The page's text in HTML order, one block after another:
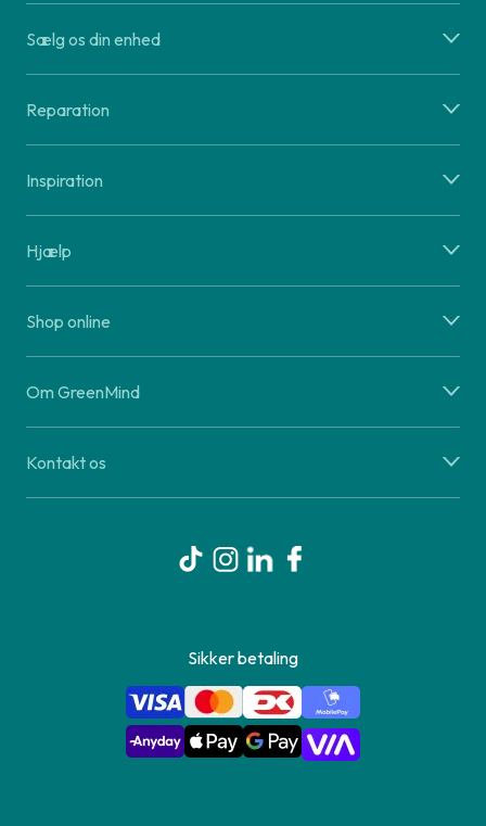
Sælg os din enhed
Reparation
Inspiration
Hjælp
Shop online
Om GreenMind
Kontakt os
Sikker betaling